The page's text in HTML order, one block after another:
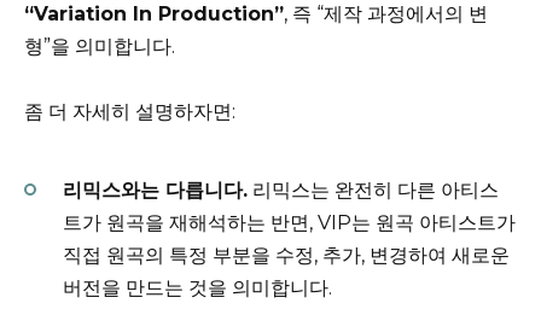
“Variation In Production”, 즉 “제작 과정에서의 변
형”을 의미합니다.
좀 더 자세히 설명하자면:
리믹스와는 다릅니다. 리믹스는 완전히 다른 아티스
트가 원곡을 재해석하는 반면, VIP는 원곡 아티스트가
직접 원곡의 특정 부분을 수정, 추가, 변경하여 새로운
버전을 만드는 것을 의미합니다.